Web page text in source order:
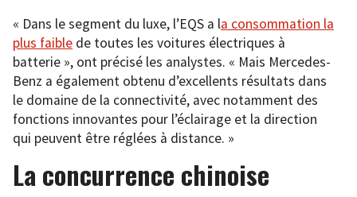
« Dans le segment du luxe, l’EQS a la consommation la
plus faible de toutes les voitures électriques à
batterie », ont précisé les analystes. « Mais Mercedes-
Benz a également obtenu d’excellents résultats dans
le domaine de la connectivité, avec notamment des
fonctions innovantes pour l’éclairage et la direction
qui peuvent être réglées à distance. »
La concurrence chinoise